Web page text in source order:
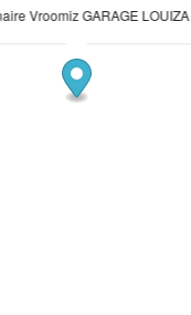
Vroomiz GARAGE LOUIZA